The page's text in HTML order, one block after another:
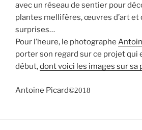
avec un réseau de sentier pour
plantes mellifères, œuvres d’art et
surprises…
Pour l’heure, le photographe
porter son regard sur ce projet qui
début,dont voici les images sur sa
Antoine Picard©2018